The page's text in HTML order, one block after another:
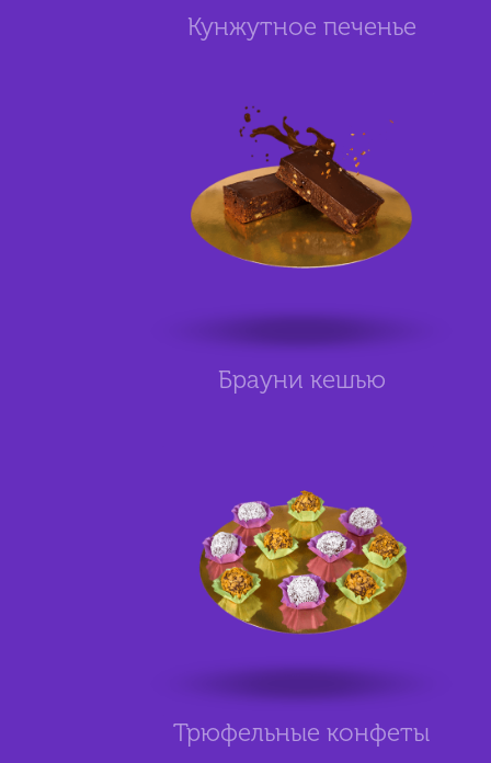
Кунжутное печенье
Брауни кешью
Трюфельные конфеты